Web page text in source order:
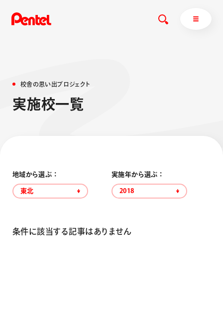
商品を探すトップ
シャープペン
消し具
画材
採用情報
校舎の思い出プ ロ ジェク ト
実施校一覧
地域から選ぶ ：
東北
実施年から選ぶ ：
2018
条件に該当する記事はありません